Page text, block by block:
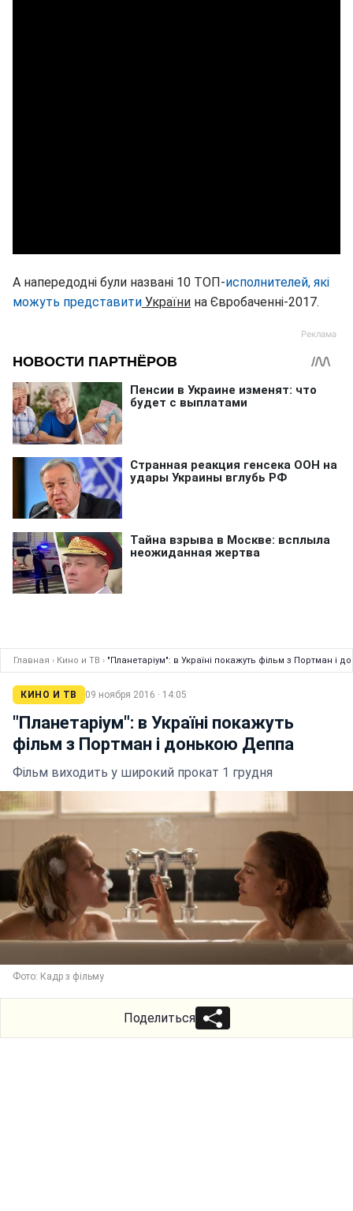
А напередодні були названі 10 ТОП-исполнителей, які
можуть представити України на Євробаченні-2017.
Главная › Кино и ТВ › "Планетаріум": в Україні покажуть фільм з Портман і
КИНО И ТВ 09 ноября 2016 · 14:05
"Планетаріум": в Україні покажуть
фільм з Портман і донькою Деппа
Фільм виходить у широкий прокат 1 грудня
Фото: Кадр з фільму
Поделиться